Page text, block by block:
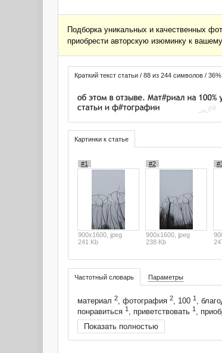
Подборка уникальных и качественных
приобрести авторскую изюминку к
Краткий текст статьи / 88 из 244 символов / 36%
Картинки к статье
#1
900x1600, jpeg
241 Kb
#2
900x1600, jpeg
238 Kb
Частотный словарь Параметры
материал 2, фотография 2, 100 1,
понравиться 1, приветствовать 1,
Показать полностью